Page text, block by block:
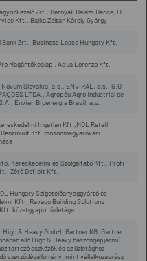
Zrt., Bernyák Balázs Bence, IT
Kft., Bajka Zoltán Károly György
Bank Zrt., Business Lease Hungary Kft.
Magántőkealap , Aqua Lorenzo Kft.
Slovakia, a.s., ENVIRAL, a.s., G.O
LTDA., Agropéu Agro Industrial de
Envien Bioenergia Brasil, a.s.
Ingatlan Kft.,MOL Retail
Kft. mosonmagyaróvári
Kereskedelmi és Szolgáltató Kft., Profi-
Zéró Deficit Kft.
Hungary Szigetelőanyaggyártó és
Kft., Ravago Building Solutions
kőzetgyapot üzletága
High & Heavy GmbH, Gartner KG, Gartner
álló High & Heavy haszongépjármű
tartozó eszközök és az üzletághoz
szerződésállomány, mint vállalkozásrész